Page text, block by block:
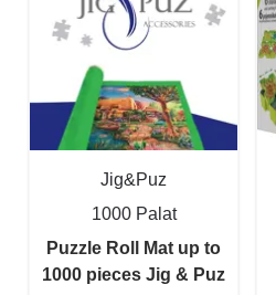
Jig&Puz
1000 Palat
Puzzle Roll Mat up to
1000 pieces Jig & Puz